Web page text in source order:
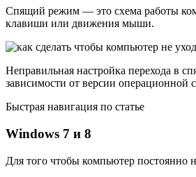
Спящий режим — это схема работы
клавиши или движения мыши.
Неправильная настройка перехода в
зависимости от версии операционной
Быстрая навигация по статье
Windows 7 и 8
Для того чтобы компьютер постоянно